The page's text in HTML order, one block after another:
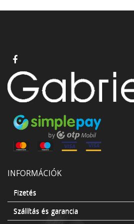
INFORMÁCIÓK
Fizetés
Szállítás és garancia